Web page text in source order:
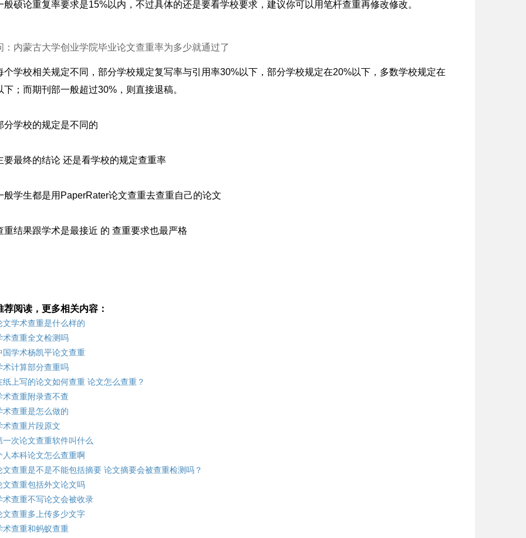
般硕论重复率要求是15%以内，不过具体的还是要看学校要求，建议你可以用笔杆查重再修改修改。
：内蒙古大学创业学院毕业论文查重率为多少就通过了
个学校相关规定不同，部分学校规定复写率与引用率30%以下，部分学校规定在20%以下，多数学校规定在
下；而期刊部一般超过30%，则直接退稿。
分学校的规定是不同的
要最终的结论 还是看学校的规定查重率
般学生都是用PaperRater论文查重去查重自己的论文
重结果跟学术是最接近 的 查重要求也最严格
荐阅读，更多相关内容：
文学术查重是什么样的
术查重全文检测吗
国学术杨凯平论文查重
术计算部分查重吗
纸上写的论文如何查重 论文怎么查重？
术查重附录查不查
术查重是怎么做的
术查重片段原文
一次论文查重软件叫什么
人本科论文怎么查重啊
文查重是不是不能包括摘要 论文摘要会被查重检测吗？
文查重包括外文论文吗
术查重不写论文会被收录
文查重多上传多少文字
术查重和蚂蚁查重